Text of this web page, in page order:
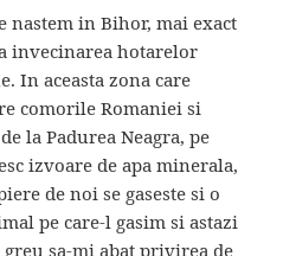
nastem in Bihor, mai exact
invecinarea hotarelor
In aceasta zona care
comorile Romaniei si
la Padurea Neagra, pe
izvoare de apa minerala,
de noi se gaseste si o
pe care-l gasim si astazi
sa-mi abat privirea de